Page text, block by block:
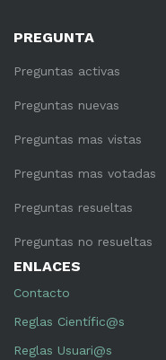
PREGUNTA
Preguntas activas
Preguntas nuevas
Preguntas mas vistas
Preguntas mas votadas
Preguntas resueltas
Preguntas no resueltas
ENLACES
Contacto
Reglas Científic@s
Reglas Usuari@s